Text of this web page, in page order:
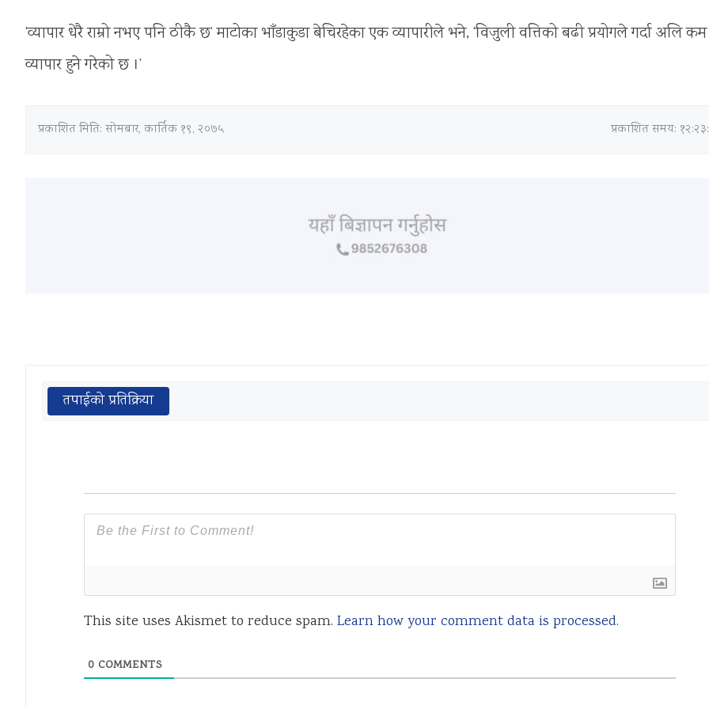
‘व्यापार धेरै राम्रो नभए पनि ठीकै छ’ माटोका भाँडाकुडा बेचिरहेका एक व्यापारीले भने, ‘विजुली वत्तिको बढी प्रयोगले गर्दा अलि कम
व्यापार हुने गरेको छ ।’
प्रकाशित मिति: सोमबार, कार्तिक १९, २०७५ प्रकाशित समय:
तपाईको प्रतिक्रिया
This site uses Akismet to reduce spam. Learn how your comment data is processed.
0 COMMENTS